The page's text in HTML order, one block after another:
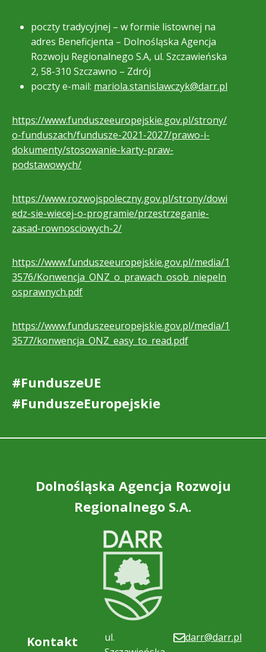
poczty tradycyjnej – w formie listownej na
adres Beneficjenta – Dolnośląska Agencja
Rozwoju Regionalnego S.A, ul. Szczawieńska
2, 58-310 Szczawno – Zdrój
poczty e-mail: mariola.stanislawczyk@darr.pl
https://www.funduszeeuropejskie.gov.pl/strony/
o-funduszach/fundusze-2021-2027/prawo-i-
dokumenty/stosowanie-karty-praw-
podstawowych/
https://www.rozwojspoleczny.gov.pl/strony/dowi
edz-sie-wiecej-o-programie/przestrzeganie-
zasad-rownosciowych-2/
https://www.funduszeeuropejskie.gov.pl/media/1
3576/Konwencja_ONZ_o_prawach_osob_niepeln
osprawnych.pdf
https://www.funduszeeuropejskie.gov.pl/media/1
3577/konwencja_ONZ_easy_to_read.pdf
#FunduszeUE
#FunduszeEuropejskie
Dolnośląska Agencja Rozwoju
Regionalnego S.A.
Kontakt
ul.
darr@darr.pl